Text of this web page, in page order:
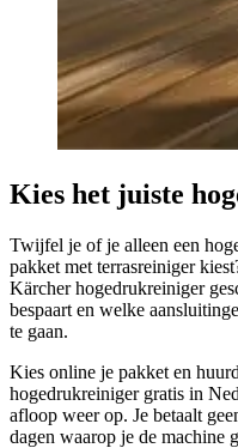
Kies het juiste
Twijfel je of je alleen een
pakket met terrasreiniger
Kärcher hogedrukreiniger
bespaart en welke
te gaan.
Kies online je pakket en
hogedrukreiniger gratis in
afloop weer op. Je betaalt
dagen waarop je de machine